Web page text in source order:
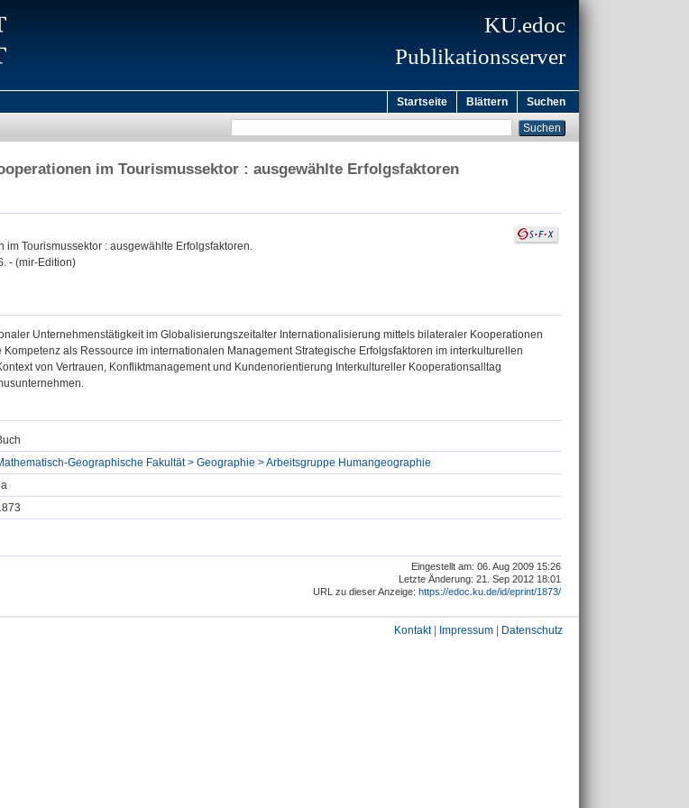
KU.edoc
Publikationsserver
Startseite Blättern Suchen
im Tourismussektor : ausgewählte Erfolgsfaktoren
Tourismussektor : ausgewählte Erfolgsfaktoren.
- (mir-Edition)
Unternehmenstätigkeit im Globalisierungszeitalter Internationalisierung mittels bilateraler Kooperationen
als Ressource im internationalen Management Strategische Erfolgsfaktoren im interkulturellen
von Vertrauen, Konfliktmanagement und Kundenorientierung Interkultureller Kooperationsalltag
Geographische Fakultät > Geographie > Arbeitsgruppe Humangeographie
Eingestellt am: 06. Aug 2009 15:26
Letzte Änderung: 21. Sep 2012 18:01
URL zu dieser Anzeige: https://edoc.ku.de/id/eprint/1873/
Kontakt| Impressum Datenschutz